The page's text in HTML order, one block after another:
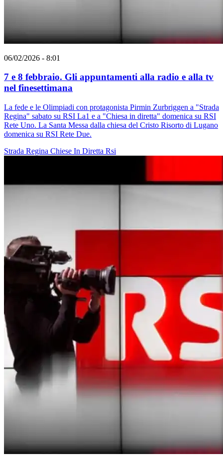
06/02/2026 - 8:01
7 e 8 febbraio. Gli appuntamenti alla radio e alla tv
nel finesettimana
La fede e le Olimpiadi con protagonista Pirmin Zurbriggen a "Strada
Regina" sabato su RSI La1 e a "Chiesa in diretta" domenica su RSI
Rete Uno. La Santa Messa dalla chiesa del Cristo Risorto di Lugano
domenica su RSI Rete Due.
Strada Regina Chiese In Diretta Rsi